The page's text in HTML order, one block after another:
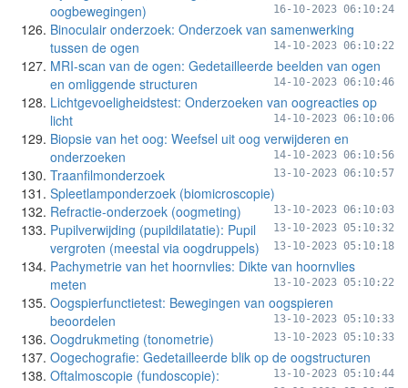
oogbewegingen)
16-10-2023 06:10:24
Binoculair onderzoek: Onderzoek van samenwerking
tussen de ogen
14-10-2023 06:10:22
MRI-scan van de ogen: Gedetailleerde beelden van ogen
en omliggende structuren
14-10-2023 06:10:46
Lichtgevoeligheidstest: Onderzoeken van oogreacties op
licht
14-10-2023 06:10:06
Biopsie van het oog: Weefsel uit oog verwijderen en
onderzoeken
14-10-2023 06:10:56
Traanfilmonderzoek 13-10-2023 06:10:57
Spleetlamponderzoek (biomicroscopie)
13-10-2023 06:10:03
Refractie-onderzoek (oogmeting)
13-10-2023 05:10:32
Pupilverwijding (pupildilatatie): Pupil
vergroten (meestal via oogdruppels)
13-10-2023 05:10:18
Pachymetrie van het hoornvlies: Dikte van hoornvlies
meten
13-10-2023 05:10:22
Oogspierfunctietest: Bewegingen van oogspieren
beoordelen
13-10-2023 05:10:33
Oogdrukmeting (tonometrie) 13-10-2023 05:10:33
Oogechografie: Gedetailleerde blik op de oogstructuren
13-10-2023 05:10:44
Oftalmoscopie (fundoscopie):